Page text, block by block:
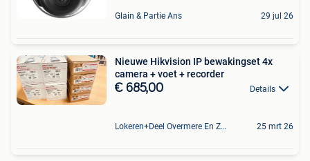
Glain & Partie Ans 29 jul 26
Nieuwe Hikvision IP bewakingset 4x
camera + voet + recorder
€ 685,00 Details
Lokeren+Deel Overmere En Zele 25 mrt 26